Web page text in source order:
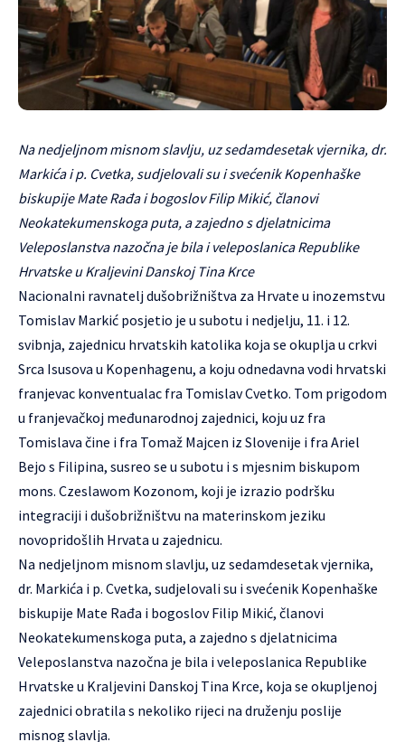
Na nedjeljnom misnom slavlju, uz sedamdesetak vjernika, dr.
Markića i p. Cvetka, sudjelovali su i svećenik Kopenhaške
biskupije Mate Rađa i bogoslov Filip Mikić, članovi
Neokatekumenskoga puta, a zajedno s djelatnicima
Veleposlanstva nazočna je bila i veleposlanica Republike
Hrvatske u Kraljevini Danskoj Tina Krce
Nacionalni ravnatelj dušobrižništva za Hrvate u inozemstvu
Tomislav Markić posjetio je u subotu i nedjelju, 11. i 12.
svibnja, zajednicu hrvatskih katolika koja se okuplja u crkvi
Srca Isusova u Kopenhagenu, a koju odnedavna vodi hrvatski
franjevac konventualac fra Tomislav Cvetko. Tom prigodom
u franjevačkoj međunarodnoj zajednici, koju uz fra
Tomislava čine i fra Tomaž Majcen iz Slovenije i fra Ariel
Bejo s Filipina, susreo se u subotu i s mjesnim biskupom
mons. Czeslawom Kozonom, koji je izrazio podršku
integraciji i dušobrižništvu na materinskom jeziku
novopridošlih Hrvata u zajednicu.
Na nedjeljnom misnom slavlju, uz sedamdesetak vjernika,
dr. Markića i p. Cvetka, sudjelovali su i svećenik Kopenhaške
biskupije Mate Rađa i bogoslov Filip Mikić, članovi
Neokatekumenskoga puta, a zajedno s djelatnicima
Veleposlanstva nazočna je bila i veleposlanica Republike
Hrvatske u Kraljevini Danskoj Tina Krce, koja se okupljenoj
zajednici obratila s nekoliko rijeci na druženju poslije
misnog slavlja.